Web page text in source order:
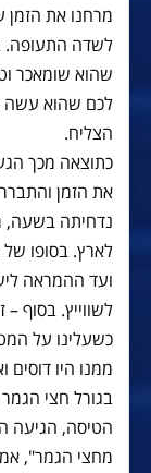
מרחנו את הזמן
לשדה התעופה.
לכם שהוא עשה
הצליח.
כתוצאה מכך
את הזמן
נדחיתה בשעה,
ועד ההמראה
לשווייץ. בסוף
כשעלינו על
ממנו היו
בגורל חצי
הטיסה, הגיעה
מחצי הגמר",